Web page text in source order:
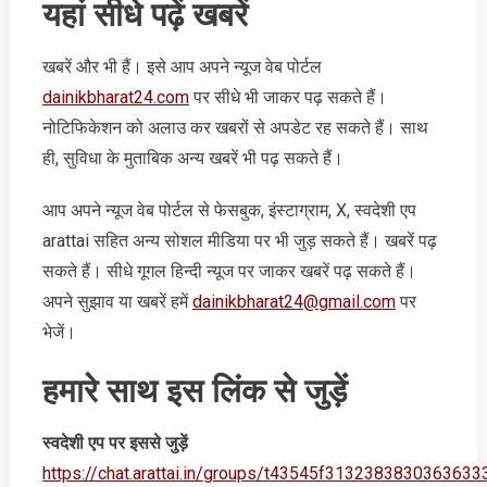
यहां सीधे पढ़ें खबरें
खबरें और भी हैं। इसे आप अपने न्‍यूज वेब पोर्टल
dainikbharat24.comपर सीधे भी जाकर पढ़ सकते हैं।
नोटिफिकेशन को अलाउ कर खबरों से अपडेट रह सकते हैं। साथ
ही, सुविधा के मुताबिक अन्‍य खबरें भी पढ़ सकते हैं।
आप अपने न्‍यूज वेब पोर्टल से फेसबुक, इंस्‍टाग्राम, X, स्‍वदेशी एप
arattai सहित अन्‍य सोशल मीडिया पर भी जुड़ सकते हैं। खबरें पढ़
सकते हैं। सीधे गूगल हिन्‍दी न्‍यूज पर जाकर खबरें पढ़ सकते हैं।
अपने सुझाव या खबरें हमेंdainikbharat24@gmail.comपर
भेजें।
हमारे साथ इस लिंक से जुड़ें
स्‍वदेशी एप पर इससे जुड़ें
https://chat.arattai.in/groups/